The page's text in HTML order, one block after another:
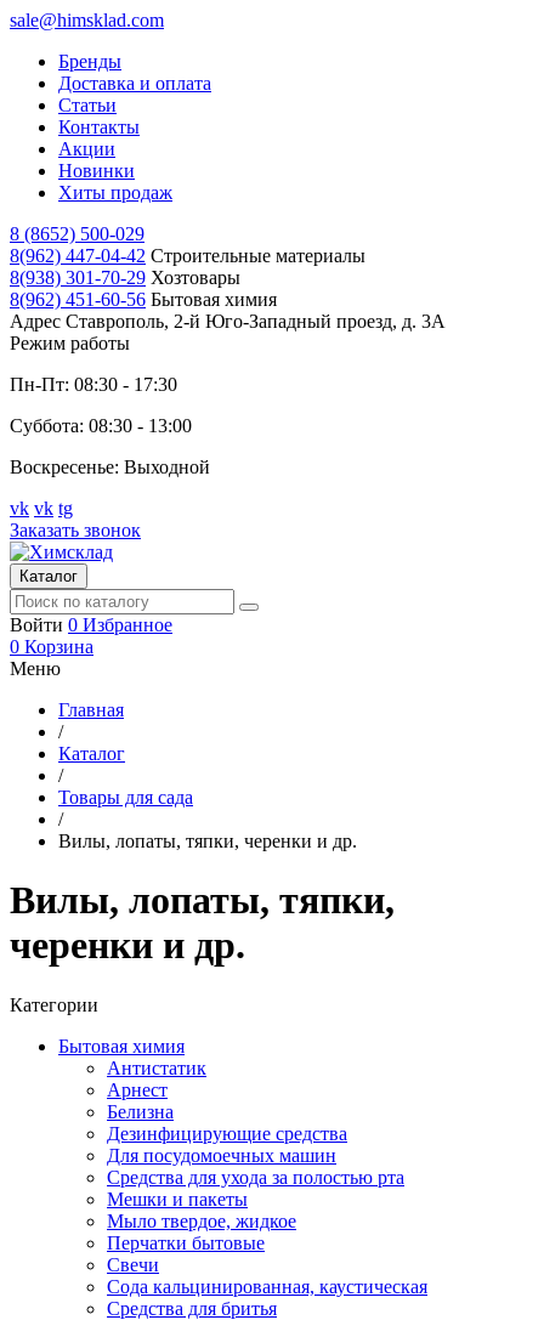
sale@himsklad.com
Бренды
Доставка и оплата
Статьи
Контакты
Акции
Новинки
Хиты продаж
8 (8652) 500-029
8(962) 447-04-42 Строительные материалы
8(938) 301-70-29 Хозтовары
8(962) 451-60-56 Бытовая химия
Адрес Ставрополь, 2-й Юго-Западный проезд, д. 3А
Режим работы
Пн-Пт: 08:30 - 17:30
Суббота: 08:30 - 13:00
Воскресенье: Выходной
vk vk tg
Заказать звонок
Каталог
Войти 0 Избранное
0 Корзина
Меню
Главная
/
Каталог
/
Товары для сада
/
Вилы, лопаты, тяпки, черенки и др.
Вилы, лопаты, тяпки,
черенки и др.
Категории
Бытовая химия
Антистатик
Арнест
Белизна
Дезинфицирующие средства
Для посудомоечных машин
Средства для ухода за полостью рта
Мешки и пакеты
Мыло твердое, жидкое
Перчатки бытовые
Свечи
Сода кальцинированная, каустическая
Средства для бритья